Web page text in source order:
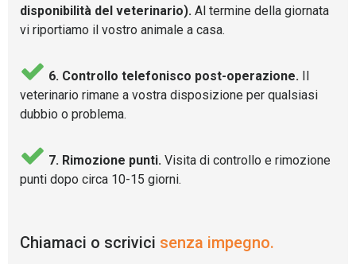
disponibilità del veterinario). Al termine della giornata
vi riportiamo il vostro animale a casa.
6. Controllo telefonisco post-operazione. Il
veterinario rimane a vostra disposizione per qualsiasi
dubbio o problema.
7. Rimozione punti. Visita di controllo e rimozione
punti dopo circa 10-15 giorni.
Chiamaci o scrivici senza impegno.